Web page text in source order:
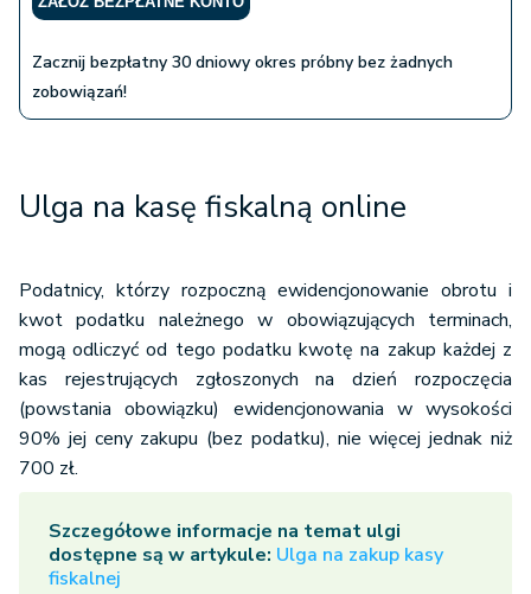
Zacznij bezpłatny 30 dniowy okres próbny bez żadnych
zobowiązań!
Ulga na kasę fiskalną online
Podatnicy, którzy rozpoczną ewidencjonowanie obrotu i
kwot podatku należnego w obowiązujących terminach,
mogą odliczyć od tego podatku kwotę na zakup każdej z
kas rejestrujących zgłoszonych na dzień rozpoczęcia
(powstania obowiązku) ewidencjonowania w wysokości
90% jej ceny zakupu (bez podatku), nie więcej jednak niż
700 zł.
Szczegółowe informacje na temat ulgi
dostępne są w artykule: Ulga na zakup kasy
fiskalnej